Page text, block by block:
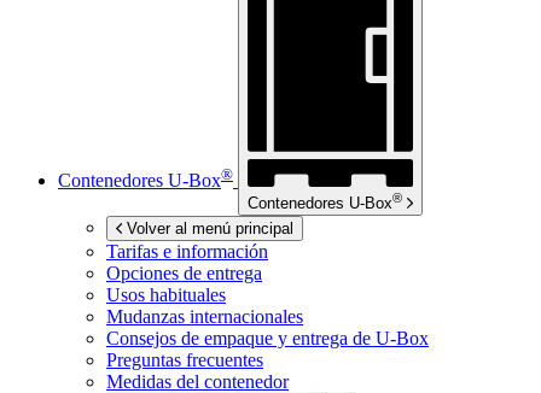
Contenedores U-Box®
Contenedores U-Box®
Volver al menú principal
Tarifas e información
Opciones de entrega
Usos habituales
Mudanzas internacionales
Consejos de empaque y entrega de U-Box
Preguntas frecuentes
Medidas del contenedor